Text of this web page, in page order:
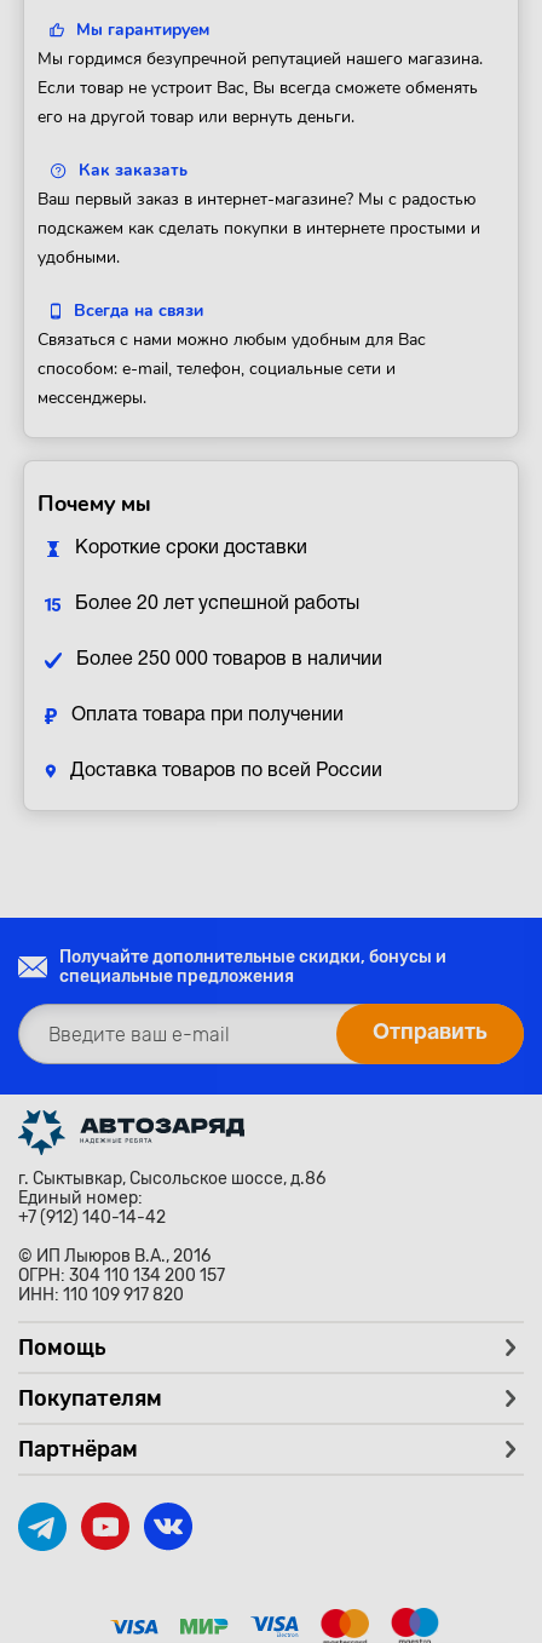
Мы гарантируем
Мы гордимся безупречной репутацией нашего магазина.
Если товар не устроит Вас, Вы всегда сможете обменять
его на другой товар или вернуть деньги.
Как заказать
Ваш первый заказ в интернет-магазине? Мы с радостью
подскажем как сделать покупки в интернете простыми и
удобными.
Всегда на связи
Связаться с нами можно любым удобным для Вас
способом: e-mail, телефон, социальные сети и
мессенджеры.
Почему мы
Короткие сроки доставки
Более 20 лет успешной работы
Более 250 000 товаров в наличии
Оплата товара при получении
Доставка товаров по всей России
Получайте дополнительные скидки, бонусы и
специальные предложения
г. Сыктывкар, Сысольское шоссе, д.86
Единый номер:
+7 (912) 140-14-42
© ИП Лыюров В.А., 2016
ОГРН: 304 110 134 200 157
ИНН: 110 109 917 820
Помощь
Покупателям
Партнёрам